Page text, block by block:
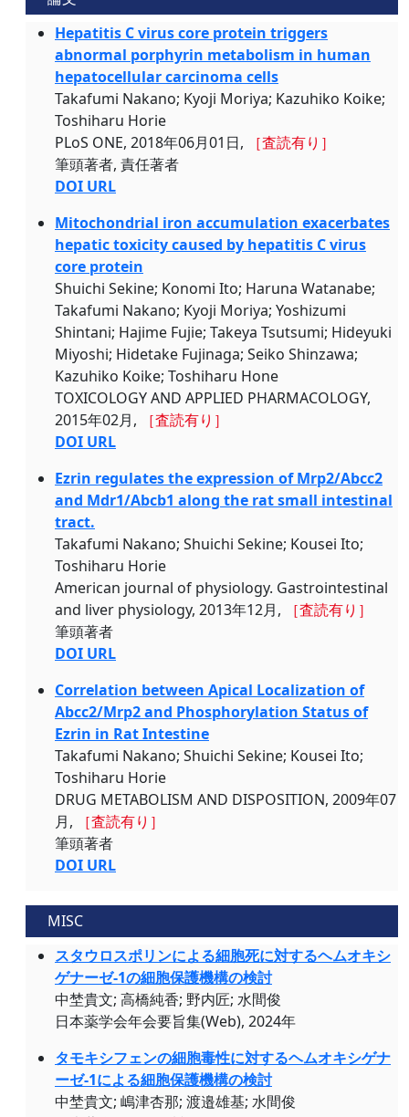
Hepatitis C virus core protein triggers
abnormal porphyrin metabolism in human
hepatocellular carcinoma cells
Takafumi Nakano; Kyoji Moriya; Kazuhiko Koike;
Toshiharu Horie
PLoS ONE, 2018年06月01日,
［査読有り］
筆頭著者, 責任著者
DOI URL
Mitochondrial iron accumulation exacerbates
hepatic toxicity caused by hepatitis C virus
core protein
Shuichi Sekine; Konomi Ito; Haruna Watanabe;
Takafumi Nakano; Kyoji Moriya; Yoshizumi
Shintani; Hajime Fujie; Takeya Tsutsumi; Hideyuki
Miyoshi; Hidetake Fujinaga; Seiko Shinzawa;
Kazuhiko Koike; Toshiharu Hone
TOXICOLOGY AND APPLIED PHARMACOLOGY,
2015年02月,
［査読有り］
DOI URL
Ezrin regulates the expression of Mrp2/Abcc2
and Mdr1/Abcb1 along the rat small intestinal
tract.
Takafumi Nakano; Shuichi Sekine; Kousei Ito;
Toshiharu Horie
American journal of physiology. Gastrointestinal
and liver physiology, 2013年12月,
［査読有り］
筆頭著者
DOI URL
Correlation between Apical Localization of
Abcc2/Mrp2 and Phosphorylation Status of
Ezrin in Rat Intestine
Takafumi Nakano; Shuichi Sekine; Kousei Ito;
Toshiharu Horie
DRUG METABOLISM AND DISPOSITION, 2009年07
月,
［査読有り］
筆頭著者
DOI URL
MISC
スタウロスポリンによる細胞死に対するヘムオキシ
ゲナーゼ-1の細胞保護機構の検討
中埜貴文; 高橋純香; 野内匠; 水間俊
日本薬学会年会要旨集(Web), 2024年
タモキシフェンの細胞毒性に対するヘムオキシゲナ
ーゼ-1による細胞保護機構の検討
中埜貴文; 嶋津杏那; 渡邉雄基; 水間俊